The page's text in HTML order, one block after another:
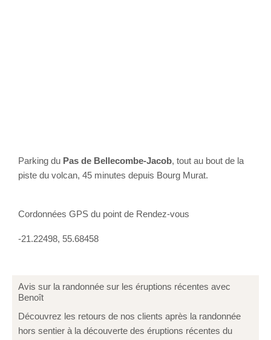
Parking du Pas de Bellecombe-Jacob, tout au bout de la
piste du volcan, 45 minutes depuis Bourg Murat.
Cordonnées GPS du point de Rendez-vous
-21.22498, 55.68458
Avis sur la randonnée sur les éruptions récentes avec
Benoît
Découvrez les retours de nos clients après la randonnée
hors sentier à la découverte des éruptions récentes du